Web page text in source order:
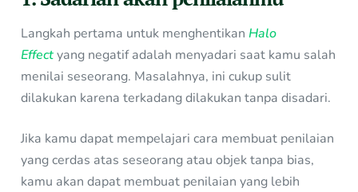
Langkah pertama untuk menghentikan Halo
Effectyang negatif adalah menyadari saat kamu salah
menilai seseorang. Masalahnya, ini cukup sulit
dilakukan karena terkadang dilakukan tanpa disadari.
Jika kamu dapat mempelajari cara membuat penilaian
yang cerdas atas seseorang atau objek tanpa bias,
kamu akan dapat membuat penilaian yang lebih